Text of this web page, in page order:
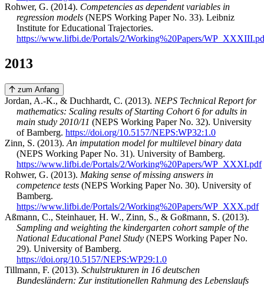
Rohwer, G. (2014). Competencies as dependent variables in
regression models (NEPS Working Paper No. 33). Leibniz
Institute for Educational Trajectories.
https://www.lifbi.de/Portals/2/Working%20Papers/
2013
zum Anfang
Jordan, A.-K., & Duchhardt, C. (2013). NEPS Technical Report for
mathematics: Scaling results of Starting Cohort 6 for adults in
main study 2010/11 (NEPS Working Paper No. 32). University
of Bamberg. https://doi.org/10.5157/NEPS:WP32:1.0
Zinn, S. (2013). An imputation model for multilevel binary data
(NEPS Working Paper No. 31). University of Bamberg.
https://www.lifbi.de/Portals/2/Working%20Papers/WP_XXXI.pdf
Rohwer, G. (2013). Making sense of missing answers in
competence tests (NEPS Working Paper No. 30). University of
Bamberg.
https://www.lifbi.de/Portals/2/Working%20Papers/WP_XXX.pdf
Aßmann, C., Steinhauer, H. W., Zinn, S., & Goßmann, S. (2013).
Sampling and weighting the kindergarten cohort sample of the
National Educational Panel Study (NEPS Working Paper No.
29). University of Bamberg.
https://doi.org/10.5157/NEPS:WP29:1.0
Tillmann, F. (2013). Schulstrukturen in 16 deutschen
Bundesländern: Zur institutionellen Rahmung des Lebenslaufs